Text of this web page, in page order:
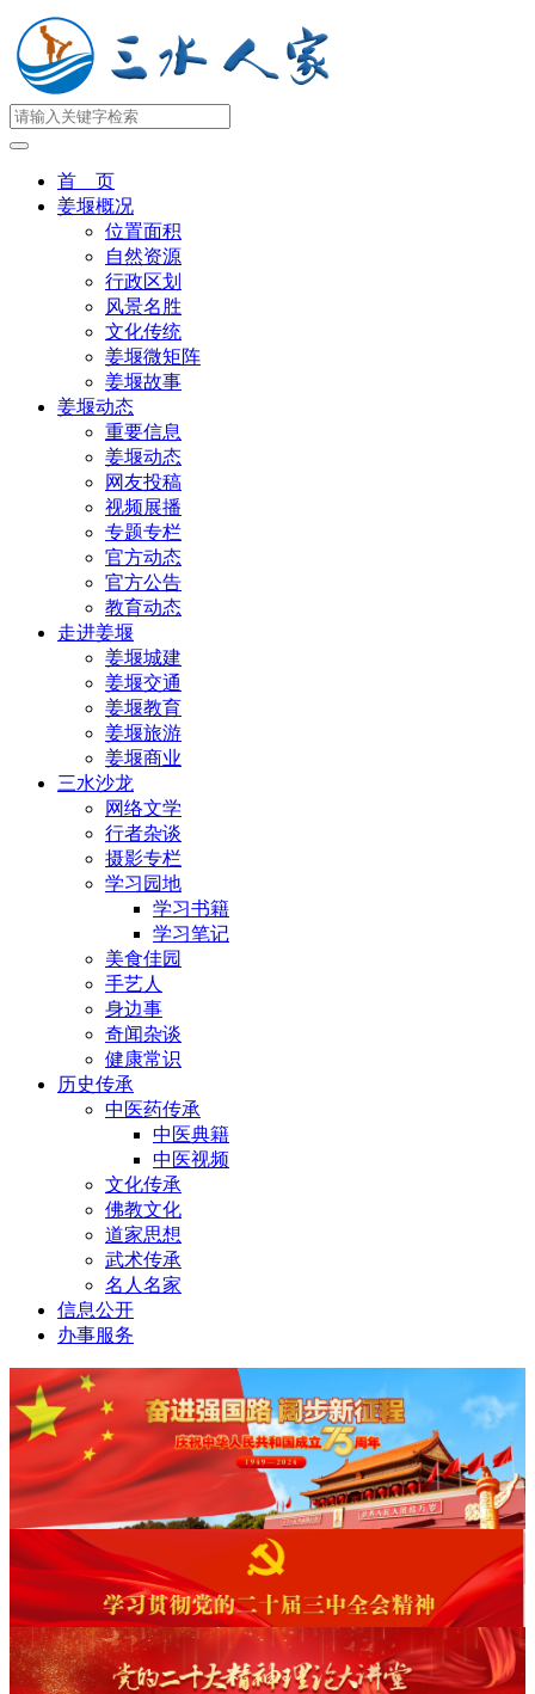
首 页
姜堰概况
位置面积
自然资源
行政区划
风景名胜
文化传统
姜堰微矩阵
姜堰故事
姜堰动态
重要信息
姜堰动态
网友投稿
视频展播
专题专栏
官方动态
官方公告
教育动态
走进姜堰
姜堰城建
姜堰交通
姜堰教育
姜堰旅游
姜堰商业
三水沙龙
网络文学
行者杂谈
摄影专栏
学习园地
学习书籍
学习笔记
美食佳园
手艺人
身边事
奇闻杂谈
健康常识
历史传承
中医药传承
中医典籍
中医视频
文化传承
佛教文化
道家思想
武术传承
名人名家
信息公开
办事服务